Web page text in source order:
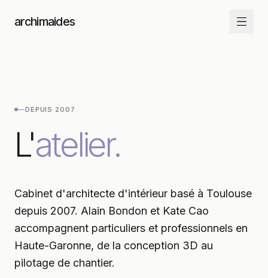
archimaides
—DEPUIS 2007
L'atelier.
Cabinet d'architecte d'intérieur basé à Toulouse
depuis 2007. Alain Bondon et Kate Cao
accompagnent particuliers et professionnels en
Haute-Garonne, de la conception 3D au
pilotage de chantier.